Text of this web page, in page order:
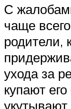
С
чаще
родители,
ухода за
купают
укутывают